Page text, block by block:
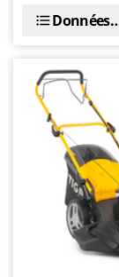
Macte
MAMMAMIA
Marcato
Marina
Master
Masterpro
McCulloch
Données